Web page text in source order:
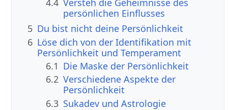
4.4 Versteh die Geheimnisse des
persönlichen Einflusses
5 Du bist nicht deine Persönlichkeit
6 Löse dich von der Identifikation mit
Persönlichkeit und Temperament
6.1 Die Maske der Persönlichkeit
6.2 Verschiedene Aspekte der
Persönlichkeit
6.3 Sukadev und Astrologie